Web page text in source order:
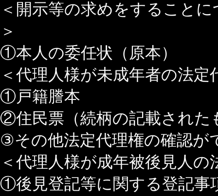
＜開示等の求めをすること
＞
①本人の委任状（原本）
＜代理人様が未成年者の法定
①戸籍謄本
②住民票（続柄の記載された
③その他法定代理権の確認が
＜代理人様が成年被後見人の
①後見登記等に関する登記事